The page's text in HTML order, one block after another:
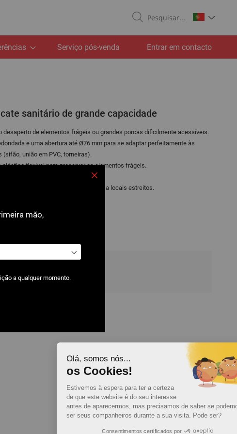
Serviço pós-venda Entrar em contacto
sanitário de grande capacidade
desaperto de elementos frágeis ou grandes porcas dificilmente acessíveis.
e uma abertura até Ø76 mm para se adaptar perfeitamente às
união em PVC, torneiras).
plástico flexível para preservar os elementos frágeis.
geometria específica para acesso a locais estreitos.
fornecida com mangas de plástico.
aqui
mão,
a qualquer momento.
Olá, somos nós...
os Cookies!
Estivemos à espera para ter a certeza
de que este website é do seu interesse
antes de aparecermos, mas precisamos de saber se podemos
ser seus companheiros durante a sua visita. Pode ser?
Consentimentos certificados por